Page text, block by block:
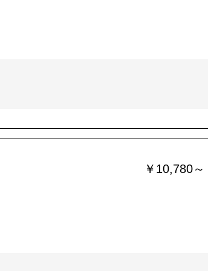
￥10,780～